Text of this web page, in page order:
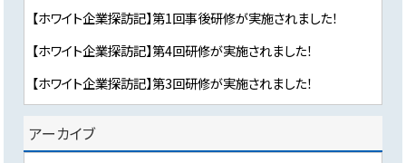
【ホワイト企業探訪記】第1回事後研修が実施されました！
【ホワイト企業探訪記】第4回研修が実施されました！
【ホワイト企業探訪記】第3回研修が実施されました！
アーカイブ